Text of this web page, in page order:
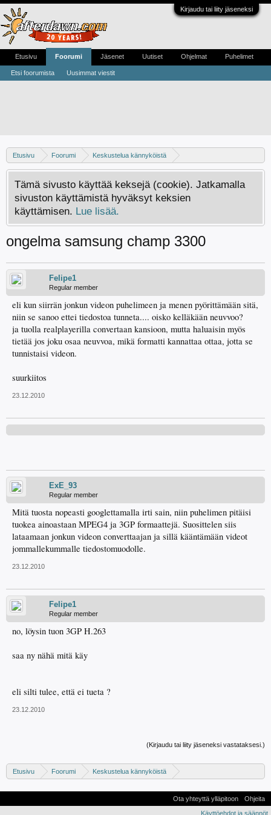
Kirjaudu tai liity jäseneksi
Etusivu Foorumi
Keskustelua kännyköistä
Android -keskustelu
Tämä sivusto käyttää keksejä (cookie). Jatkamalla
sivuston käyttämistä hyväksyt keksien
käyttämisen. Lue lisää.
ongelma samsung champ 3300
Felipe1
Regular member
eli kun siirrän jonkun videon puhelimeen ja menen pyörittämään sitä,
niin se sanoo ettei tiedostoa tunneta.... oisko kelläkään neuvvoo?
ja tuolla realplayerilla convertaan kansioon, mutta haluaisin myös
tietää jos joku osaa neuvvoa, mikä formatti kannattaa ottaa, jotta se
tunnistaisi videon.
suurkiitos
23.12.2010
ExE_93
Regular member
Mitä tuosta nopeasti googlettamalla irti sain, niin puhelimen pitäisi
tuokea ainoastaan MPEG4 ja 3GP formaattejä. Suosittelen siis
lataamaan jonkun videon converttaajan ja sillä kääntämään videot
jommallekummalle tiedostomuodolle.
23.12.2010
Felipe1
Regular member
no, löysin tuon 3GP H.263
saa ny nähä mitä käy
eli silti tulee, että ei tueta ?
23.12.2010
(Kirjaudu tai liity jäseneksi vastataksesi.)
Etusivu Foorumi
Keskustelua kännyköistä
Etusivu Foorumi
Etsi foorumista Uusimmat viestit
Jäsenet Uutiset Ohjelmat Puhelimet
Ota yhteyttä ylläpitoon
Ohjeita
Käyttöehdot ja säännöt